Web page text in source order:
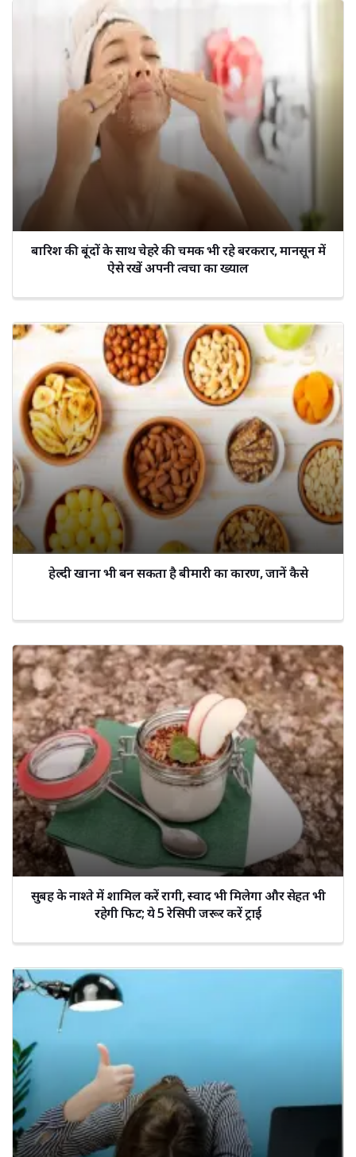
बारिश की बूंदों के साथ चेहरे की चमक भी रहे बरकरार, मानसून में
ऐसे रखें अपनी त्वचा का ख्याल
हेल्दी खाना भी बन सकता है बीमारी का कारण, जानें कैसे
सुबह के नाश्ते में शामिल करें रागी, स्वाद भी मिलेगा और सेहत भी
रहेगी फिट; ये 5 रेसिपी जरूर करें ट्राई